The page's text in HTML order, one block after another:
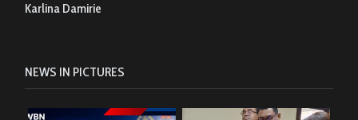
Karlina Damirie
NEWS IN PICTURES